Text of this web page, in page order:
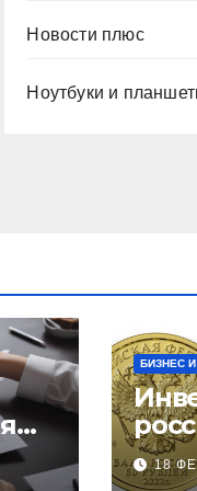
Новости плюс
Ноутбуки и
БИЗНЕС
18